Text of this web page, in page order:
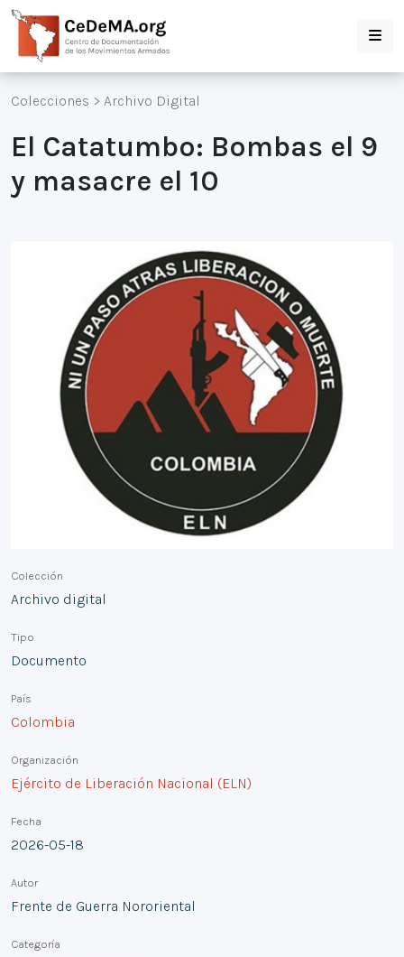
Colecciones > Archivo Digital
El Catatumbo: Bombas el 9
y masacre el 10
Colección
Archivo digital
Tipo
Documento
País
Colombia
Organización
Ejército de Liberación Nacional (ELN)
Fecha
2026-05-18
Autor
Frente de Guerra Nororiental
Categoría